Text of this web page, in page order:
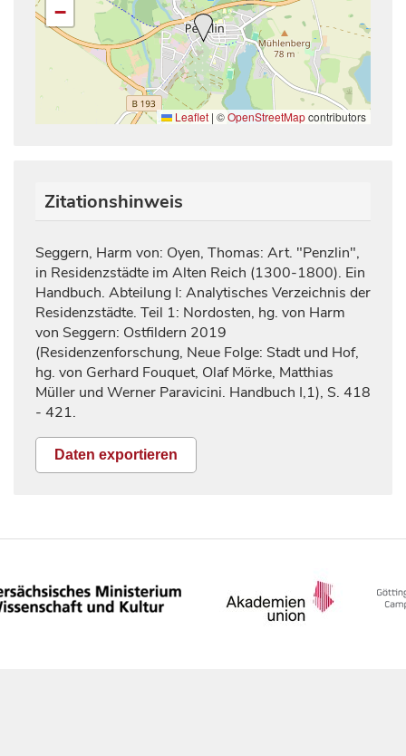
−
Leaflet | ©OpenStreetMapcontributors
Zitationshinweis
Seggern, Harm von: Oyen, Thomas: Art. "Penzlin",
in Residenzstädte im Alten Reich (1300-1800). Ein
Handbuch. Abteilung I: Analytisches Verzeichnis der
Residenzstädte. Teil 1: Nordosten, hg. von Harm
von Seggern: Ostfildern 2019
(Residenzenforschung, Neue Folge: Stadt und Hof,
hg. von Gerhard Fouquet, Olaf Mörke, Matthias
Müller und Werner Paravicini. Handbuch I,1), S. 418
- 421.
Daten exportieren